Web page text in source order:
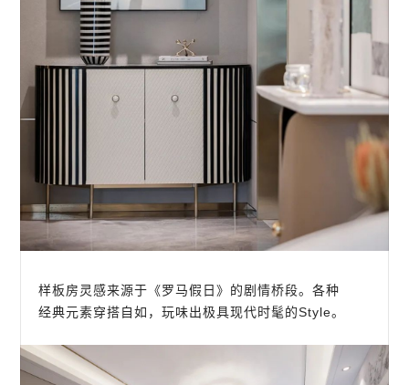
样板房灵感来源于《罗马假日》的剧情桥段。各种
经典元素穿搭自如，玩味出极具现代时髦的Style。